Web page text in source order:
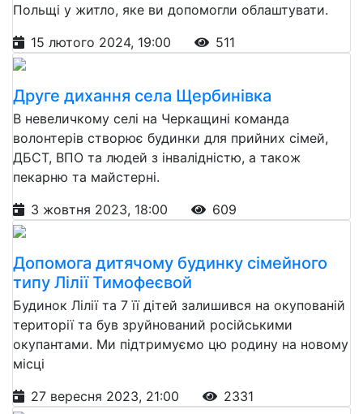
Польщі у житло, яке ви допомогли облаштувати.
15 лютого 2024, 19:00
511
Друге дихання села Щербинівка
В невеличкому селі на Черкащині команда
волонтерів створює будинки для прийних сімей,
ДБСТ, ВПО та людей з інвалідністю, а також
пекарню та майстерні.
3 жовтня 2023, 18:00
609
Допомога дитячому будинку сімейного
типу Лілії Тимофеєвой
Будинок Лілії та 7 її дітей залишився на окупованій
території та був зруйнований російськими
окупантами. Ми підтримуємо цю родину на новому
місці
27 вересня 2023, 21:00
2331